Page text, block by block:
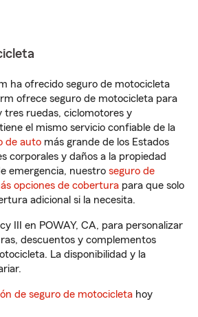
ha ofrecido seguro de motocicleta
ofrece seguro de motocicleta para
tres ruedas, ciclomotores y
el mismo servicio confiable de la
de auto más grande de los Estados
corporales y daños a la propiedad
emergencia, nuestro seguro de
opciones de cobertura para que solo
adicional si la necesita.
III en POWAY, CA, para personalizar
descuentos y complementos
La disponibilidad y la
de seguro de motocicleta hoy